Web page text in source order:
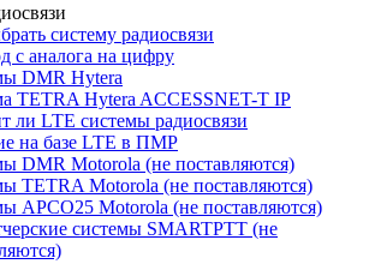
систему радиосвязи
с аналога на цифру
DMR Hytera
TETRA Hytera ACCESSNET-T IP
ли LTE системы радиосвязи
на базе LTE в ПМР
DMR Motorola (не поставляются)
TETRA Motorola (не поставляются)
APCO25 Motorola (не поставляются)
системы SMARTPTT (не